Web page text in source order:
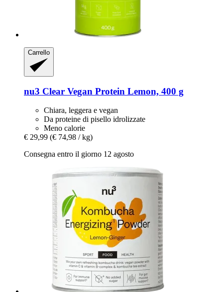
Carrello
nu3 Clear Vegan Protein Lemon, 400 g
Chiara, leggera e vegan
Da proteine di pisello idrolizzate
Meno calorie
€ 29,99 (€ 74,98 / kg)
Consegna entro il giorno 12 agosto